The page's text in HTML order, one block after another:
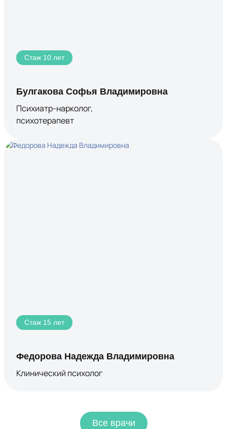
Стаж 10 лет
Булгакова Софья Владимировна
Психиатр-нарколог,
психотерапевт
Стаж 15 лет
Федорова Надежда Владимировна
Клинический психолог
Все врачи